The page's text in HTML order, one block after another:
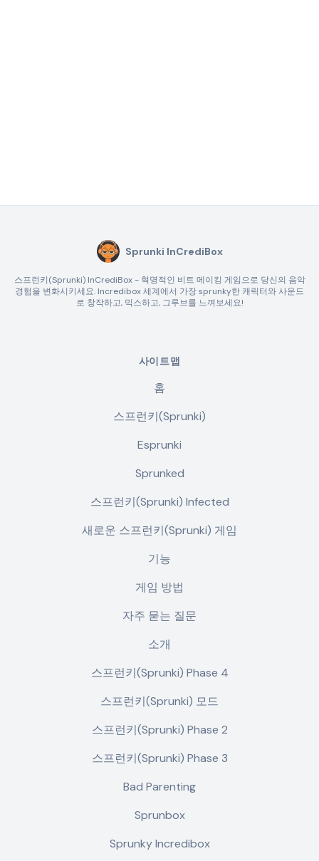
Sprunki InCrediBox
스프런키(Sprunki) InCrediBox - 혁명적인 비트 메이킹 게임으로 당신의 음악
경험을 변화시키세요. Incredibox 세계에서 가장 sprunky한 캐릭터와 사운드
로 창작하고, 믹스하고, 그루브를 느껴보세요!
사이트맵
홈
스프런키(Sprunki)
Esprunki
Sprunked
스프런키(Sprunki) Infected
새로운 스프런키(Sprunki) 게임
기능
게임 방법
자주 묻는 질문
소개
스프런키(Sprunki) Phase 4
스프런키(Sprunki) 모드
스프런키(Sprunki) Phase 2
스프런키(Sprunki) Phase 3
Bad Parenting
Sprunbox
Sprunky Incredibox